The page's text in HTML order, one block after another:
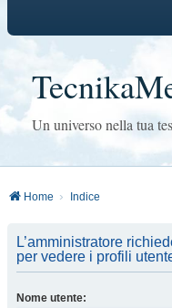
Un universo nella tua
Home Indice
L’amministratore
per vedere i profili
Nome utente: